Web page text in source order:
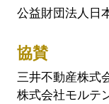
公益財団法人日
協賛
三井不動産株式
株式会社モルテ